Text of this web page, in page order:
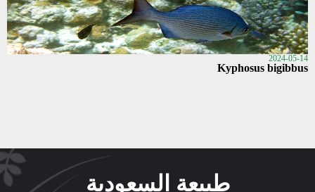
2024-05-14
Kyphosus bigibbus
طبيعة السعودية